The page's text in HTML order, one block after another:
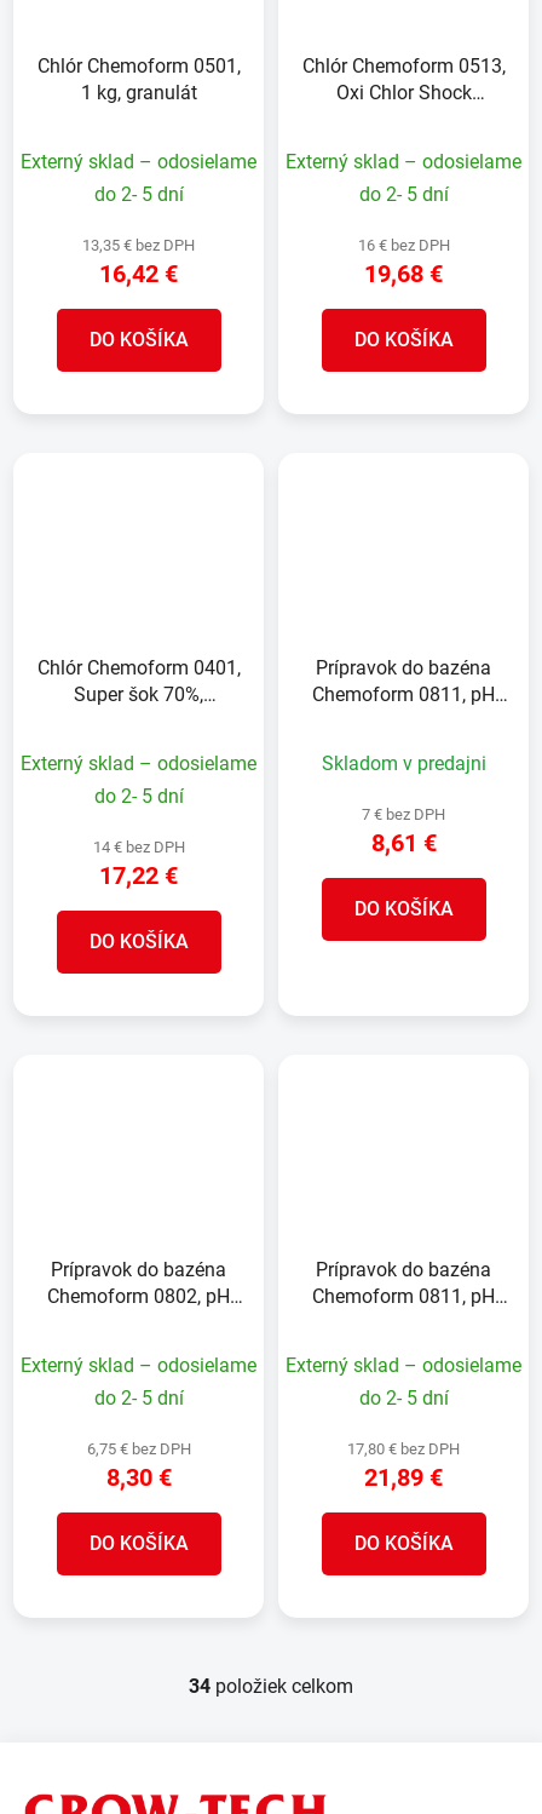
Chlór Chemoform 0501,
1 kg, granulát
Externý sklad – odosielame
do 2- 5 dní
13,35 € bez DPH
16,42 €
DO KOŠÍKA
Chlór Chemoform 0513,
Oxi Chlor Shock
Externý sklad – odosielame
do 2- 5 dní
16 € bez DPH
19,68 €
DO KOŠÍKA
Chlór Chemoform 0401,
Super šok 70%,
Externý sklad – odosielame
do 2- 5 dní
14 € bez DPH
17,22 €
DO KOŠÍKA
Prípravok do bazéna
Chemoform 0811, pH
Skladom v predajni
7 € bez DPH
8,61 €
DO KOŠÍKA
Prípravok do bazéna
Chemoform 0802, pH
Externý sklad – odosielame
do 2- 5 dní
6,75 € bez DPH
8,30 €
DO KOŠÍKA
Prípravok do bazéna
Chemoform 0811, pH
Externý sklad – odosielame
do 2- 5 dní
17,80 € bez DPH
21,89 €
DO KOŠÍKA
O
d
34 položiek celkom